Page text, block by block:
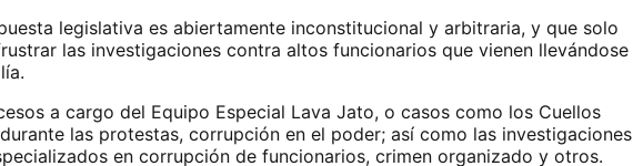
legislativa es abiertamente inconstitucional y arbitraria, y que solo
las investigaciones contra altos funcionarios que vienen llevándose
a cargo del Equipo Especial Lava Jato, o casos como los Cuellos
las protestas, corrupción en el poder; así como las investigaciones
en corrupción de funcionarios, crimen organizado y otros.